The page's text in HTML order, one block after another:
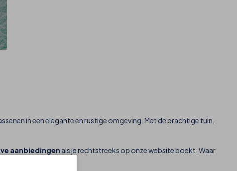
in een elegante en rustige omgeving. Met de prachtige tuin,
aanbiedingen als je rechtstreeks op onze website boekt. Waar